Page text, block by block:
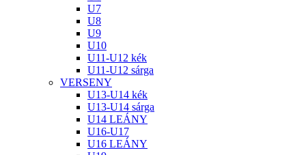
U7
U8
U9
U10
U11-U12 kék
U11-U12 sárga
VERSENY
U13-U14 kék
U13-U14 sárga
U14 LEÁNY
U16-U17
U16 LEÁNY